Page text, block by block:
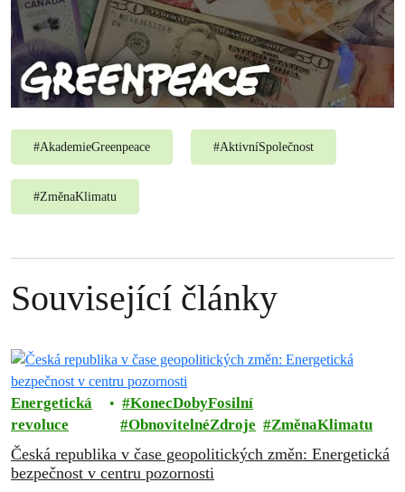
#AkademieGreenpeace #AktivníSpolečnost
#ZměnaKlimatu
Související články
Energetická
revoluce
KonecDobyFosilní
ObnovitelnéZdroje
ZměnaKlimatu
Česká republika v čase geopolitických změn: Energetická
bezpečnost v centru pozornosti